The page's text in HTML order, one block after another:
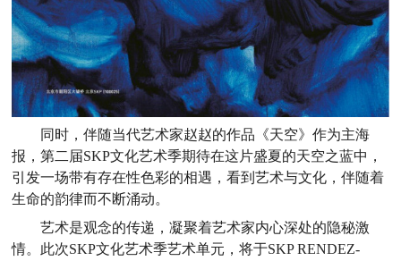
同时，伴随当代艺术家赵赵的作品《天空》作为主海
报，第二届SKP文化艺术季期待在这片盛夏的天空之蓝中，
引发一场带有存在性色彩的相遇，看到艺术与文化，伴随着
生命的韵律而不断涌动。
艺术是观念的传递，凝聚着艺术家内心深处的隐秘激
情。此次SKP文化艺术季艺术单元，将于SKP RENDEZ-